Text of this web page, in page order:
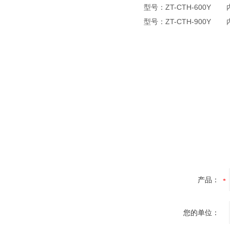
型号：ZT-CTH-600Y 内
型号：ZT-CTH-900Y 内
产品：
您的单位：